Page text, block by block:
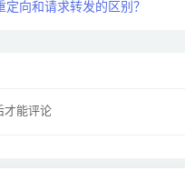
定向和请求转发的区别？
才能评论